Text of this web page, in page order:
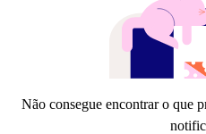
Não consegue encontrar o que